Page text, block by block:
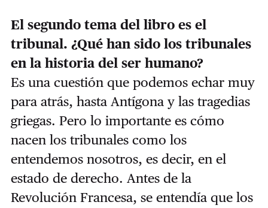
El segundo tema del libro es el
tribunal. ¿Qué han sido los tribunales
en la historia del ser humano?
Es una cuestión que podemos echar muy
para atrás, hasta Antígona y las tragedias
griegas. Pero lo importante es cómo
nacen los tribunales como los
entendemos nosotros, es decir, en el
estado de derecho. Antes de la
Revolución Francesa, se entendía que los